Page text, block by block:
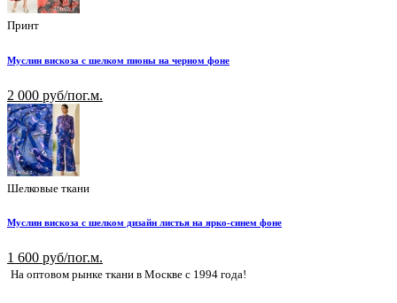
Принт
Муслин вискоза с шелком пионы на черном фоне
2 000 руб/пог.м.
Шелковые ткани
Муслин вискоза с шелком дизайн листья на ярко-синем фоне
1 600 руб/пог.м.
На оптовом рынке ткани в Москве с 1994 года!